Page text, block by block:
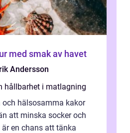
med smak av havet
Andersson
hållbarhet i matlagning
hälsosamma kakor
att minska socker och
en chans att tänka